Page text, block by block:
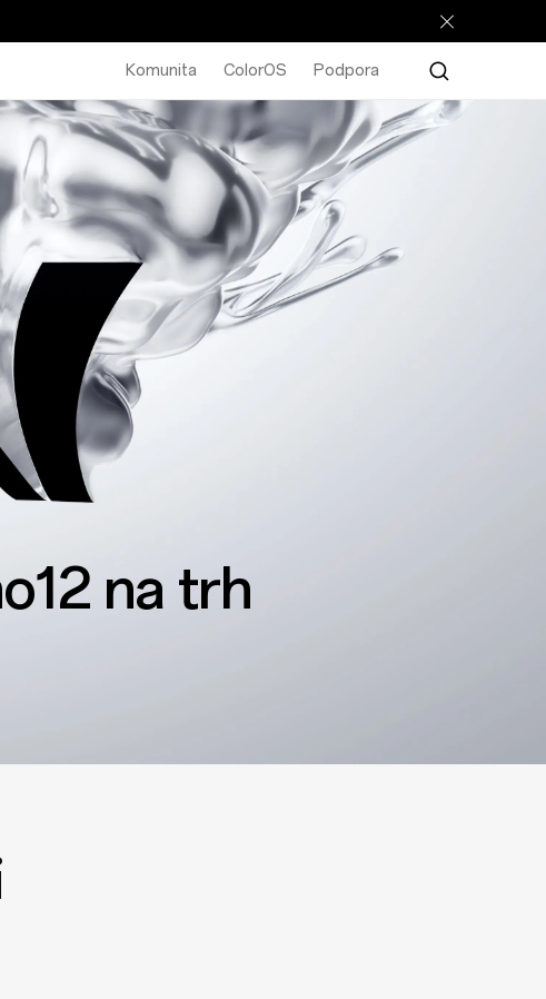
Komunita ColorOS Podpora
na trh